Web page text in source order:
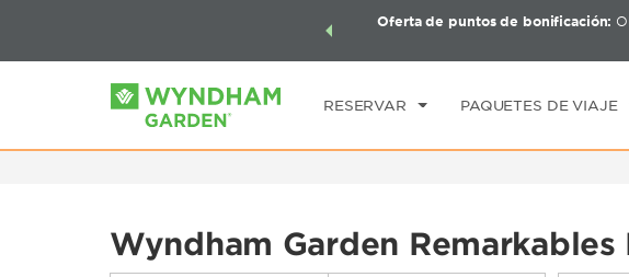
de viaje de Wyndham, además, gana puntos
Oferta de puntos de bonificación:
RESERVAR PAQUETES DE VIAJE
CHECK IN
Wyndham Garden